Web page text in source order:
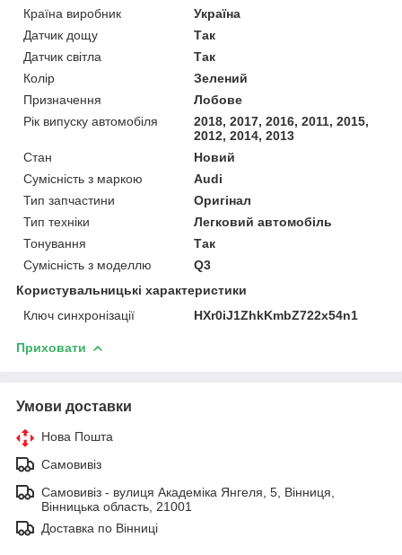
Країна виробник
Україна
Датчик дощу
Так
Датчик світла
Так
Колір
Зелений
Призначення
Лобове
Рік випуску автомобіля
2018, 2017, 2016, 2011, 2015,
2012, 2014, 2013
Стан
Новий
Сумісність з маркою
Audi
Тип запчастини
Оригінал
Тип техніки
Легковий автомобіль
Тонування
Так
Сумісність з моделлю
Q3
Користувальницькі характеристики
Ключ синхронізації
HXr0iJ1ZhkKmbZ722x54n1
Приховати
Умови доставки
Нова Пошта
Самовивіз
Самовивіз - вулиця Академіка Янгеля, 5, Вінниця,
Вінницька область, 21001
Доставка по Вінниці